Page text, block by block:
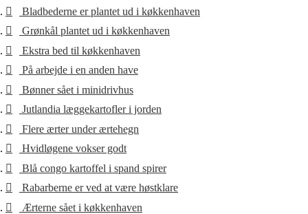
Bladbederne er plantet ud i køkkenhaven
Grønkål plantet ud i køkkenhaven
Ekstra bed til køkkenhaven
På arbejde i en anden have
Bønner sået i minidrivhus
Jutlandia læggekartofler i jorden
Flere ærter under ærtehegn
Hvidløgene vokser godt
Blå congo kartoffel i spand spirer
Rabarberne er ved at være høstklare
Ærterne sået i køkkenhaven